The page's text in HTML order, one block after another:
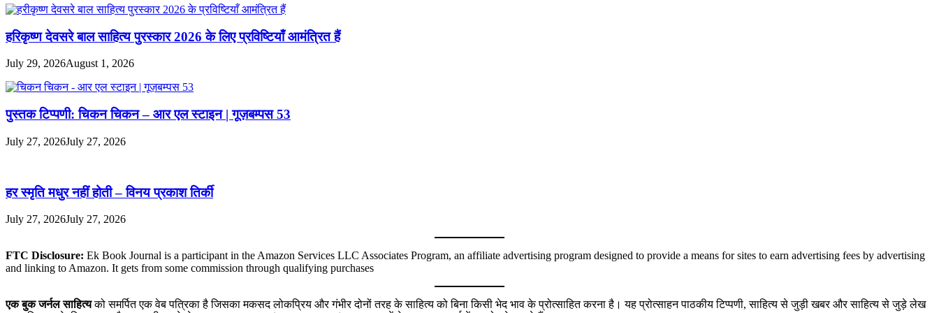
हरिकृष्ण देवसरे बाल साहित्य पुरस्कार 2026 के लिए प्रविष्टियाँ आमंत्रित हैं
July 29, 2026August 1, 2026
पुस्तक टिप्पणी: चिकन चिकन – आर एल स्टाइन | गूज़बम्पस 53
July 27, 2026July 27, 2026
हर स्मृति मधुर नहीं होती – विनय प्रकाश तिर्की
July 27, 2026July 27, 2026
FTC Disclosure: Ek Book Journal is a participant in the Amazon Services LLC Associates Program, an affiliate advertising program designed to provide a means for sites to earn advertising fees by advertising
and linking to Amazon. It gets from some commission through qualifying purchases
एक बुक जर्नल साहित्यको समर्पित एक वेब पत्रिका है जिसका मकसद लोकप्रिय और गंभीर दोनों तरह के साहित्य को बिना किसी भेद भाव के प्रोत्साहित करना है। यह प्रोत्साहन पाठकीय टिप्पणी, साहित्य से जुड़ी खबर और साहित्य से जुड़े लेख